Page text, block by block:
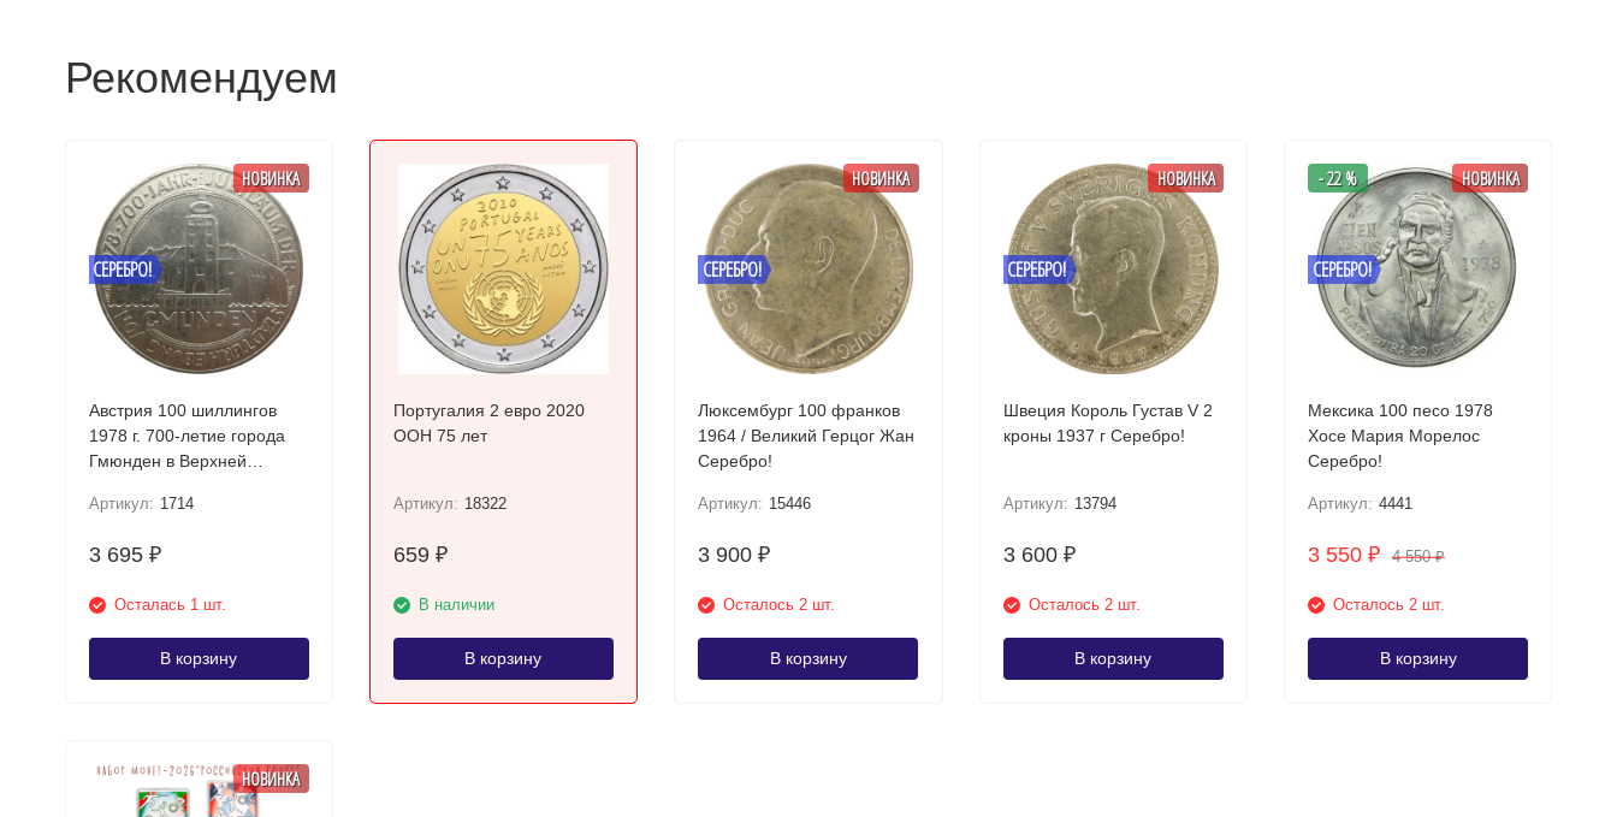
Рекомендуем
СЕРЕБРО!
НОВИНКА
Австрия 100 шиллингов
1978 г. 700-летие города
Гмюнден в Верхней
Артикул: 1714
3 695 ₽
Осталась 1 шт.
В корзину
Португалия 2 евро 2020
ООН 75 лет
Артикул: 18322
659 ₽
В наличии
В корзину
СЕРЕБРО!
НОВИНКА
Люксембург 100 франков
1964 / Великий Герцог Жан
Серебро!
Артикул: 15446
3 900₽
Осталось 2 шт.
В корзину
СЕРЕБРО!
НОВИНКА
Швеция Король Густав V 2
кроны 1937 г Серебро!
Артикул: 13794
3 600 ₽
Осталось 2 шт.
В корзину
СЕРЕБРО!
- 22 % НОВИНКА
Мексика 100 песо 1978
Хосе Мария Морелос
Серебро!
Артикул: 4441
3 550₽ 4 550₽
Осталось 2 шт.
В корзину
НОВИНКА